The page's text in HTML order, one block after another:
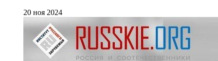
20 ноя 2024